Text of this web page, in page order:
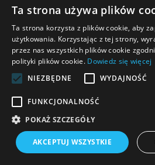
7000
aktywnych
Każdego dnia z systemu
dyrektorzy
Ta strona używa plików
Ta strona korzysta z plików cookie, aby
użytkowania. Korzystając z tej strony,
przez nas wszystkich plików cookie
polityki plików cookie. Dowiedz się więcej
NIEZBĘDNE
WYDAJNOŚĆ
FUNKCJONALNOŚĆ
POKAŻ SZCZEGÓŁY
AKCEPTUJ WSZYSTKIE